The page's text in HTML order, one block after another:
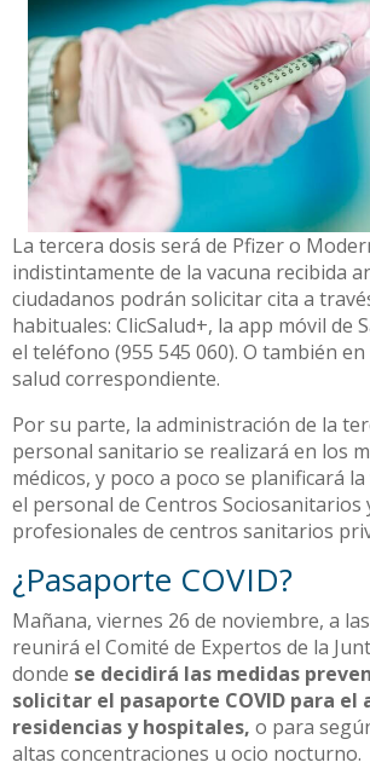
La tercera dosis será de Pfizer o
indistintamente de la vacuna recibida
ciudadanos podrán solicitar cita a
habituales: ClicSalud+, la app móvil de
el teléfono (955 545 060). O también
salud correspondiente.
Por su parte, la administración de la
personal sanitario se realizará en los
médicos, y poco a poco se planificará
el personal de Centros Sociosanitarios
profesionales de centros sanitarios
¿Pasaporte COVID?
Mañana, viernes 26 de noviembre, a
reunirá el Comité de Expertos de la
donde se decidirá las medidas
solicitar el pasaporte COVID para el
residencias y hospitales, o para
altas concentraciones u ocio nocturno.